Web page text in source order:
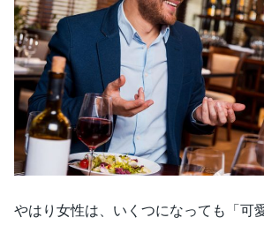
やはり女性は、いくつになっても「可